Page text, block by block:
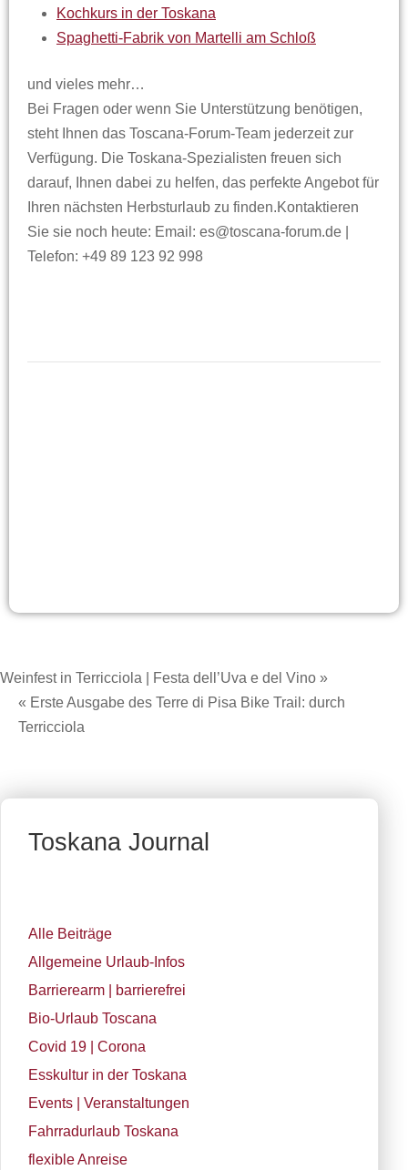
Kochkurs in der Toskana
Spaghetti-Fabrik von Martelli am Schloß
und vieles mehr…
Bei Fragen oder wenn Sie Unterstützung benötigen,
steht Ihnen das Toscana-Forum-Team jederzeit zur
Verfügung. Die Toskana-Spezialisten freuen sich
darauf, Ihnen dabei zu helfen, das perfekte Angebot für
Ihren nächsten Herbsturlaub zu finden.Kontaktieren
Sie sie noch heute: Email: es@toscana-forum.de |
Telefon: +49 89 123 92 998
Weinfest in Terricciola | Festa dell’Uva e del Vino »
« Erste Ausgabe des Terre di Pisa Bike Trail: durch
Terricciola
Toskana Journal
Alle Beiträge
Allgemeine Urlaub-Infos
Barrierearm | barrierefrei
Bio-Urlaub Toscana
Covid 19 | Corona
Esskultur in der Toskana
Events | Veranstaltungen
Fahrradurlaub Toskana
flexible Anreise